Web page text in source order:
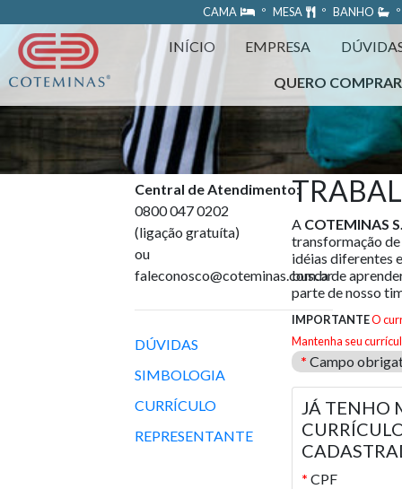
https://www.coteminas.com.br/desenv-web/htm11/
CAMA º MESA º BANHO
INÍCIO EMPRESA
QUERO COMPRAR
Central de Atendimento:
0800 047 0202
(ligação gratuíta)
ou
faleconosco@coteminas.com.br
DÚVIDAS
SIMBOLOGIA
CURRÍCULO
REPRESENTANTE
A COTEMINAS
transformação de
idéias diferentes
busca de
parte de nosso
IMPORTANTEO
Mantenha seu
* Campo
JÁ TENHO
* CPF